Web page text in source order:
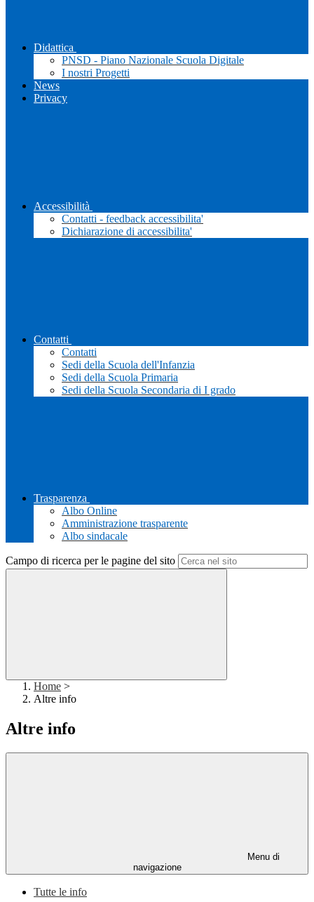
Didattica
PNSD - Piano Nazionale Scuola Digitale
I nostri Progetti
News
Privacy
Accessibilità
Contatti - feedback accessibilita'
Dichiarazione di accessibilita'
Contatti
Contatti
Sedi della Scuola dell'Infanzia
Sedi della Scuola Primaria
Sedi della Scuola Secondaria di I grado
Trasparenza
Albo Online
Amministrazione trasparente
Albo sindacale
Campo di ricerca per le pagine del sito
Home >
Altre info
Altre info
Menu di
navigazione
Tutte le info